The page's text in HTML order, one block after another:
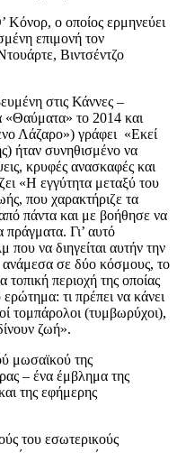
Κόνορ, ο οποίος ερμηνεύει
επιμονή τον
Βιντσέντζο
στις Κάννες –
«Θαύματα» το 2014 και
Λάζαρο») γράφει «Εκεί
ήταν συνηθισμένο να
κρυφές ανασκαφές και
«Η εγγύτητα μεταξύ του
που χαρακτήριζε τα
πάντα και με βοήθησε να
Γι’ αυτό
που να διηγείται αυτήν την
σε δύο κόσμους, το
τοπική περιοχή της οποίας
τι πρέπει να κάνει
τομπάρολοι (τυμβωρύχοι),
ζωή».
μωσαϊκού της
– ένα έμβλημα της
της εφήμερης
του εσωτερικούς